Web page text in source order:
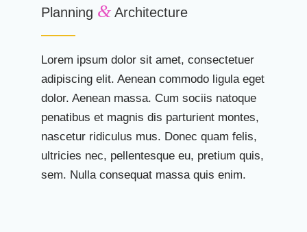
Planning & Architecture
Lorem ipsum dolor sit amet, consectetuer
adipiscing elit. Aenean commodo ligula eget
dolor. Aenean massa. Cum sociis natoque
penatibus et magnis dis parturient montes,
nascetur ridiculus mus. Donec quam felis,
ultricies nec, pellentesque eu, pretium quis,
sem. Nulla consequat massa quis enim.